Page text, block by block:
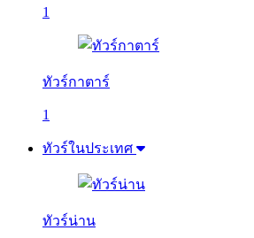
1
ทัวร์กาตาร์
1
ทัวร์ในประเทศ
ทัวร์น่าน